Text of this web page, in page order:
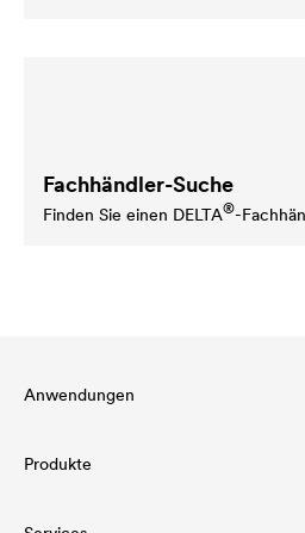
Fachhändler-Suche
Finden Sie einen DELTA®-
Anwendungen
Steildachschutz
Produkte